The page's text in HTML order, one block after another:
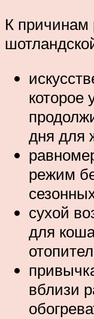
К причинам
которое
дня для
режим
сухой
для
вблизи